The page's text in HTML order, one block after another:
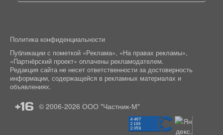
Политика конфиденциальности
Публикации с пометкой «Реклама», «На правах рекламы»,
«Партнёрский проект» оплачены рекламодателем.
Редакция сайта не несет ответственности за достоверность
информации, содержащейся в рекламных материалах и
объявлениях.
+16 © 2006-2026 ООО "Частник-М"